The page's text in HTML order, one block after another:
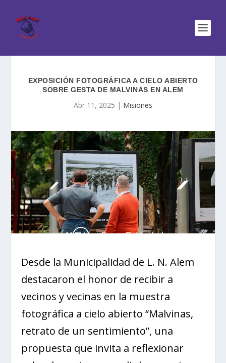
EXPOSICIÓN FOTOGRÁFICA A CIELO ABIERTO
SOBRE GESTA DE MALVINAS EN ALEM
Abr 11, 2025 | Misiones
Desde la Municipalidad de L. N. Alem
destacaron el honor de recibir a
vecinos y vecinas en la muestra
fotográfica a cielo abierto “Malvinas,
retrato de un sentimiento”, una
propuesta que invita a reflexionar